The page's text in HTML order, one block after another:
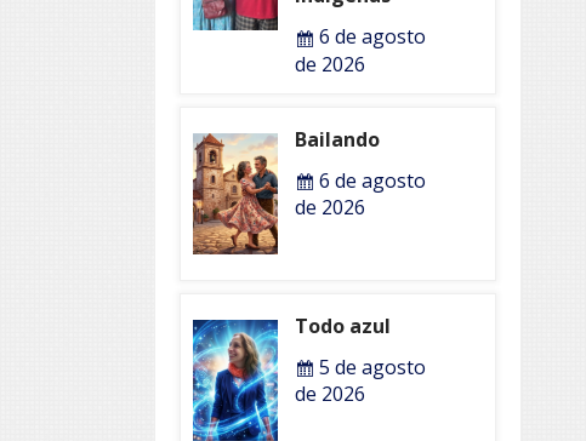
6 de agosto
de 2026
Bailando
6 de agosto
de 2026
Todo azul
5 de agosto
de 2026